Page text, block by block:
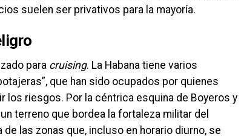
suelen ser privativos para la mayoría.
para cruising. La Habana tiene varios
que han sido ocupados por quienes
los riesgos. Por la céntrica esquina de Boyeros y
terreno que bordea la fortaleza militar del
las zonas que, incluso en horario diurno, se